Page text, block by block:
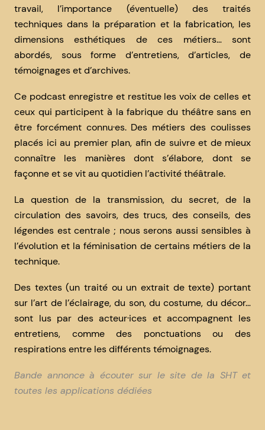
travail, l’importance (éventuelle) des traités
techniques dans la préparation et la fabrication, les
dimensions esthétiques de ces métiers… sont
abordés, sous forme d’entretiens, d’articles, de
témoignages et d’archives.
Ce podcast enregistre et restitue les voix de celles et
ceux qui participent à la fabrique du théâtre sans en
être forcément connu·es. Des métiers des coulisses
placés ici au premier plan, afin de suivre et de mieux
connaître les manières dont s’élabore, dont se
façonne et se vit au quotidien l’activité théâtrale.
La question de la transmission, du secret, de la
circulation des savoirs, des trucs, des conseils, des
légendes est centrale ; nous serons aussi sensibles à
l’évolution et la féminisation de certains métiers de la
technique.
Des textes (un traité ou un extrait de texte) portant
sur l’art de l’éclairage, du son, du costume, du décor…
sont lus par des acteur·ices et accompagnent les
entretiens, comme des ponctuations ou des
respirations entre les différents témoignages.
Bande annonce à écouter sur le site de la SHT et
toutes les applications dédiées